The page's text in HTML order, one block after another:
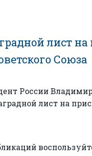
лист
Союза
России
лист на